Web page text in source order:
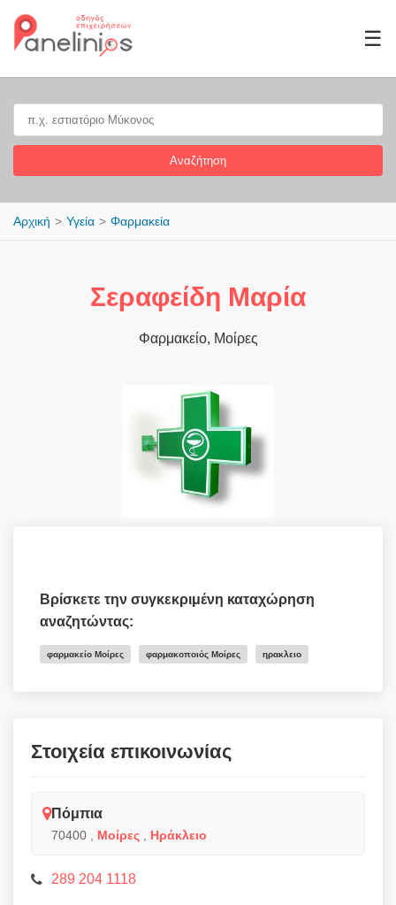
☰
Αναζήτηση
Αρχική Υγεία Φαρμακεία
Σεραφείδη Μαρία
Φαρμακείο, Μοίρες
Βρίσκετε την συγκεκριμένη καταχώρηση
αναζητώντας:
φαρμακείο Μοίρες φαρμακοποιός Μοίρες ηρακλειο
Στοιχεία επικοινωνίας
Πόμπια
70400 Μοίρες Ηράκλειο
289 204 1118